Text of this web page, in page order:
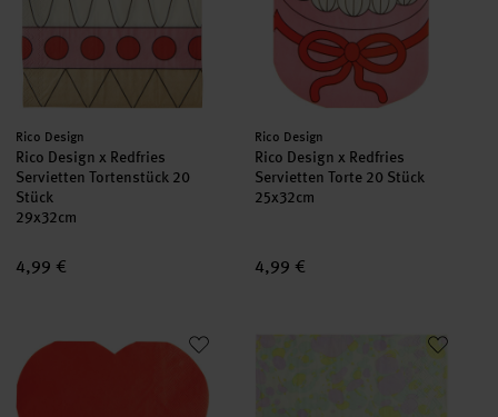
Hersteller:
Rico Design
Rico Design x Redfries
Servietten Tortenstück 20
Stück
29x32cm
4,99 €
Hersteller:
Rico Design
Rico Design x Redfries
Servietten Torte 20 Stück
25x32cm
4,99 €
Servietten Marmorierung 20